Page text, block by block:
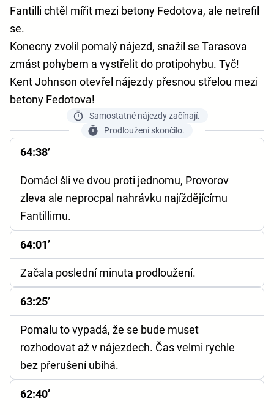
Fantilli chtěl mířit mezi betony Fedotova, ale netrefil
se.
Konecny zvolil pomalý nájezd, snažil se Tarasova
zmást pohybem a vystřelit do protipohybu. Tyč!
Kent Johnson otevřel nájezdy přesnou střelou mezi
betony Fedotova!
Samostatné nájezdy začínají.
Prodloužení skončilo.
64:38’
Domácí šli ve dvou proti jednomu, Provorov
zleva ale neprocpal nahrávku najíždějícímu
Fantillimu.
64:01’
Začala poslední minuta prodloužení.
63:25’
Pomalu to vypadá, že se bude muset
rozhodovat až v nájezdech. Čas velmi rychle
bez přerušení ubíhá.
62:40’